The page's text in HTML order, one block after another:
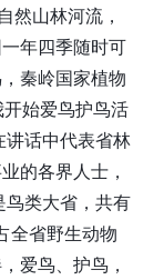
然山林河流，
年四季随时可
秦岭国家植物
始爱鸟护鸟活
话中代表省林
的各界人士，
类大省，共有
全省野生动物
爱鸟、护鸟，